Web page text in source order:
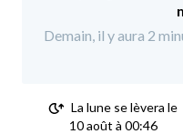
Demain, il y aura 2
La lune se lèvera le
10 août à 00:46